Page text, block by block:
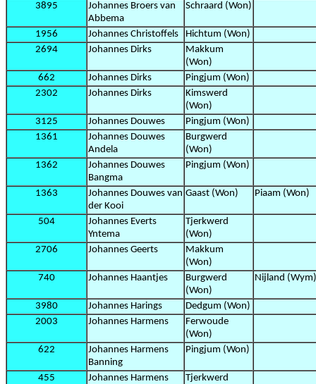
3895
Johannes Broers van
Abbema
Schraard (Won)
1956 Johannes Christoffels
Hichtum (Won)
2694
Johannes Dirks
Makkum
(Won)
662
Johannes Dirks
Pingjum (Won)
2302
Johannes Dirks
Kimswerd
(Won)
3125
Johannes Douwes
Pingjum (Won)
1361
Johannes Douwes
Andela
Burgwerd
(Won)
1362
Johannes Douwes
Bangma
Pingjum (Won)
1363
Johannes Douwes van
der Kooi
Gaast (Won) Piaam (Won)
504
Johannes Everts
Yntema
Tjerkwerd
(Won)
2706
Johannes Geerts
Makkum
(Won)
740
Johannes Haantjes
Burgwerd
(Won)
Nijland (Wym)
3980 Johannes Harings
Dedgum (Won)
2003
Johannes Harmens
Ferwoude
(Won)
622
Johannes Harmens
Banning
Pingjum (Won)
455
Johannes Harmens
Tjerkwerd